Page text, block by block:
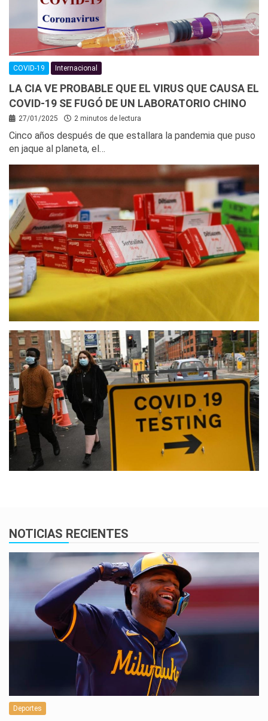
COVID-19 Internacional
LA CIA VE PROBABLE QUE EL VIRUS QUE CAUSA EL
COVID-19 SE FUGÓ DE UN LABORATORIO CHINO
27/01/2025 2 minutos de lectura
Cinco años después de que estallara la pandemia que puso
en jaque al planeta, el…
NOTICIAS RECIENTES
Deportes